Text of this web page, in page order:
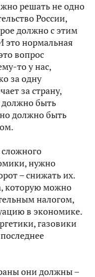
решать не одно
России,
должно с этим
это нормальная
вопрос
у нас,
за одну
за страну,
должно быть
должно быть
нужно
– снижать их.
которуюможно
налогом,
в экономике.
газовики
они должны –